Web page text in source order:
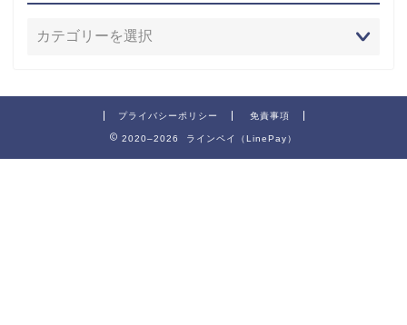
プライバシーポリシー 免責事項
2020–2026 ラインペイ（LinePay）